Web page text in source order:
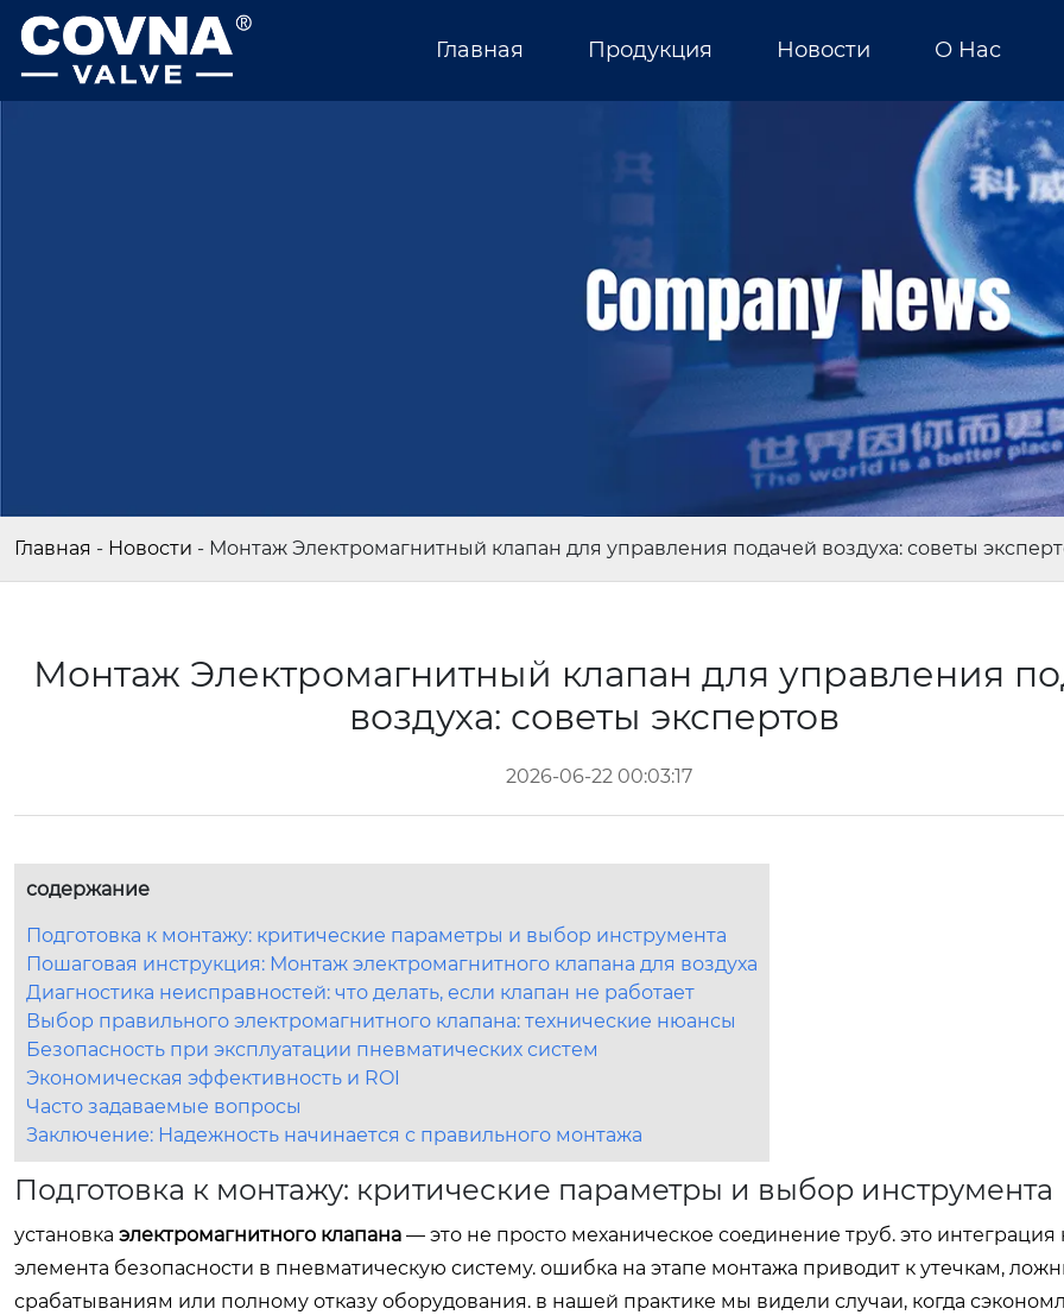
Главная Продукция Новости О Нас
Главная - Новости - Монтаж Электромагнитный клапан для управления подачей воздуха: советы
Монтаж Электромагнитный клапан для управления
воздуха: советы экспертов
2026-06-22 00:03:17
содержание
Подготовка к монтажу: критические параметры и выбор инструмента
Пошаговая инструкция: Монтаж электромагнитного клапана для воздуха
Диагностика неисправностей: что делать, если клапан не работает
Выбор правильного электромагнитного клапана: технические нюансы
Безопасность при эксплуатации пневматических систем
Экономическая эффективность и ROI
Часто задаваемые вопросы
Заключение: Надежность начинается с правильного монтажа
Подготовка к монтажу: критические параметры и выбор инструмента
установка электромагнитного клапана — это не просто механическое соединение труб. это интеграция
элемента безопасности в пневматическую систему. ошибка на этапе монтажа приводит к утечкам,
срабатываниям или полному отказу оборудования. в нашей практике мы видели случаи, когда